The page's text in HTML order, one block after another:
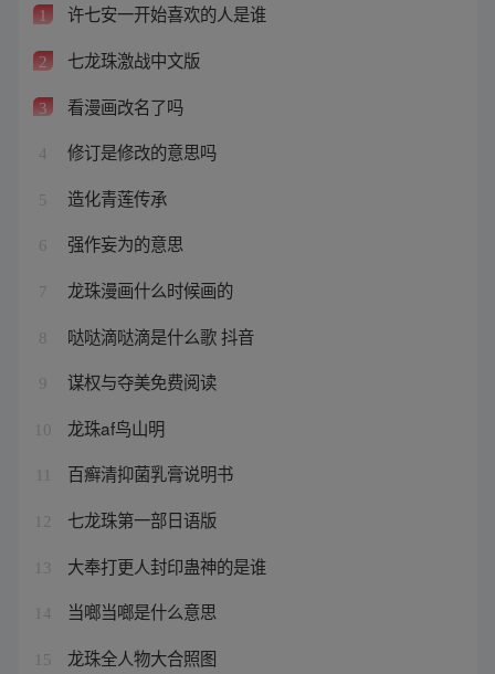
1 许七安一开始喜欢的人是谁
2 七龙珠激战中文版
3 看漫画改名了吗
4 修订是修改的意思吗
5 造化青莲传承
6 强作妄为的意思
7 龙珠漫画什么时候画的
8 哒哒滴哒滴是什么歌 抖音
9 谋权与夺美免费阅读
10 龙珠af鸟山明
百癣清抑菌乳膏说明书
12 七龙珠第一部日语版
13 大奉打更人封印蛊神的是谁
14 当啷当啷是什么意思
15 龙珠全人物大合照图